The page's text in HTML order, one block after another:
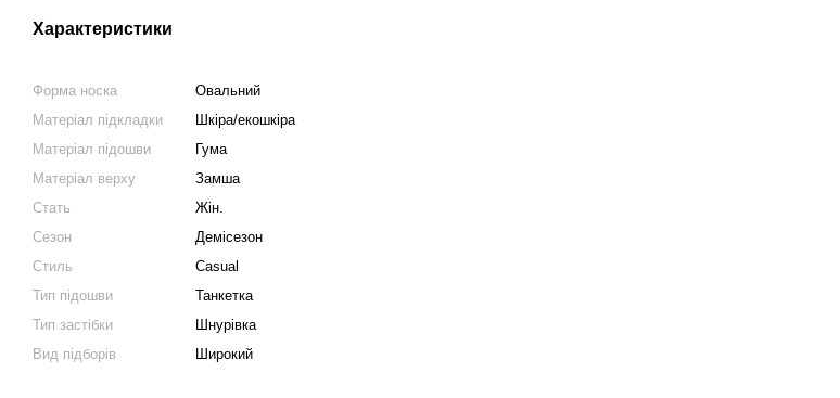
Характеристики
Форма носка
Овальний
Матеріал підкладки
Шкіра/екошкіра
Матеріал підошви
Гума
Матеріал верху
Замша
Стать
Жін.
Сезон
Демісезон
Стиль
Casual
Тип підошви
Танкетка
Тип застібки
Шнурівка
Вид підборів
Широкий